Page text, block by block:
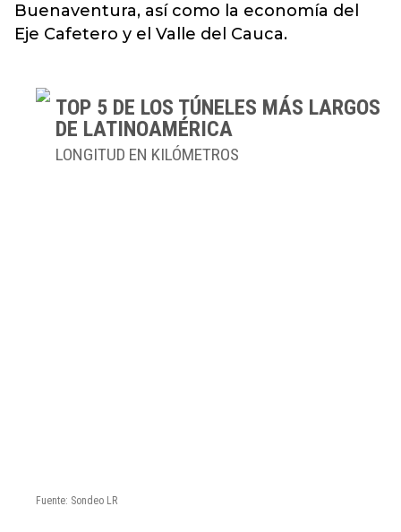
Buenaventura, así como la economía del
Eje Cafetero y el Valle del Cauca.